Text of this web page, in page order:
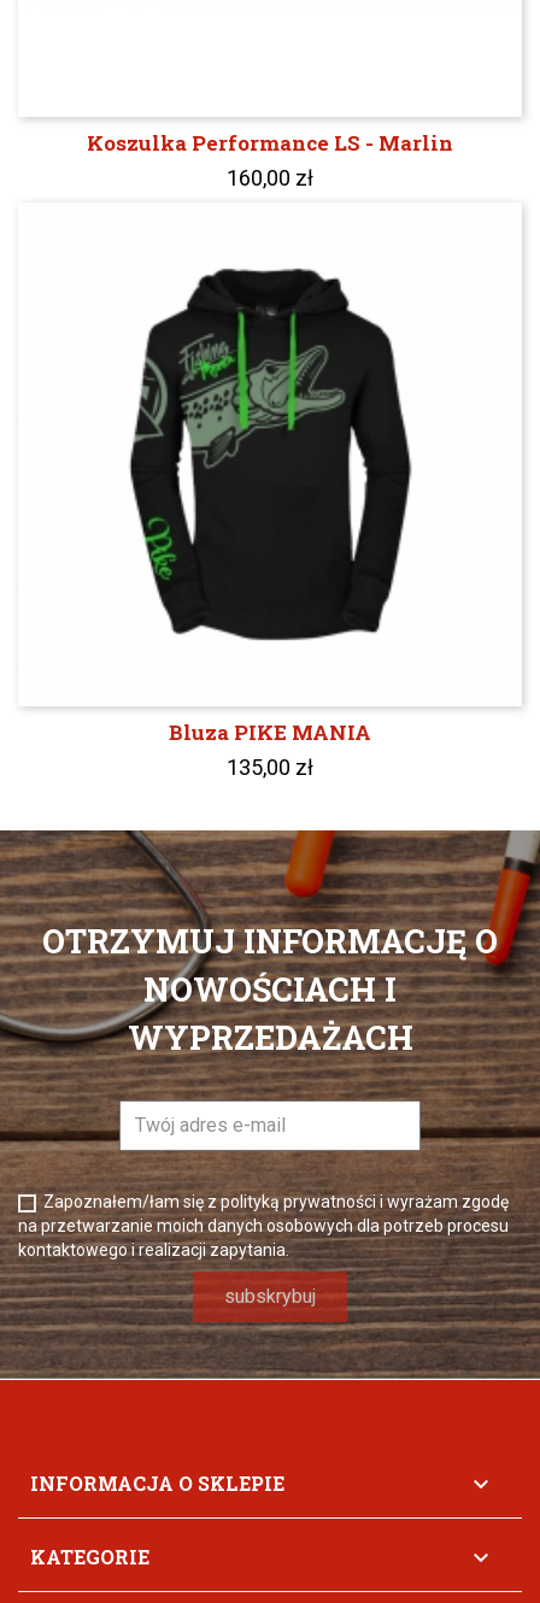
Koszulka Performance LS - Marlin
160,00 zł
Bluza PIKE MANIA
135,00 zł
OTRZYMUJ INFORMACJĘ O
NOWOŚCIACH I
WYPRZEDAŻACH
Zapoznałem/łam się z polityką prywatności i wyrażam zgodę
na przetwarzanie moich danych osobowych dla potrzeb procesu
kontaktowego i realizacji zapytania.
INFORMACJA O SKLEPIE 
KATEGORIE 